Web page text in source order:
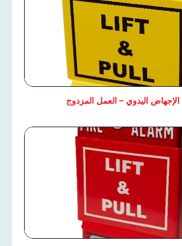
اليدوي – العمل المزدوج